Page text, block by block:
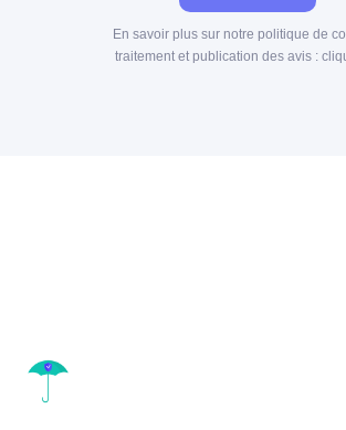
En savoir plus sur notre politique de
traitement et publication des avis :